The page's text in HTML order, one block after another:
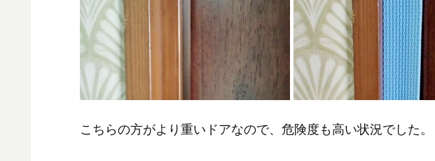
こちらの方がより重いドアなので、危険度も高い状況でした。